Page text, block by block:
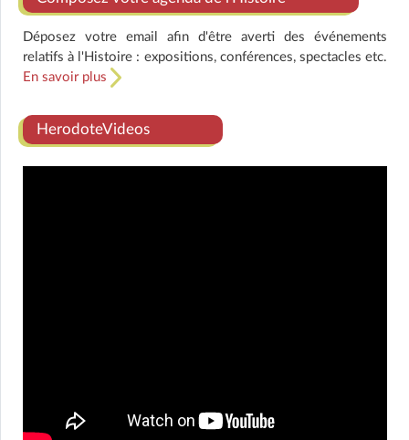
Déposez votre email afin d'être averti des événements
relatifs à l'Histoire : expositions, conférences, spectacles etc.
En savoir plus
HerodoteVideos